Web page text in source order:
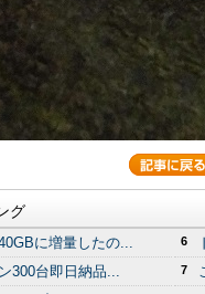
グ
に増量したの...
300台即日納品...
6
7